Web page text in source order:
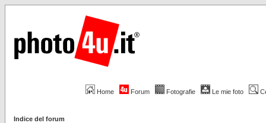
Home Forum Fotografie Le mie foto
Indice del forum